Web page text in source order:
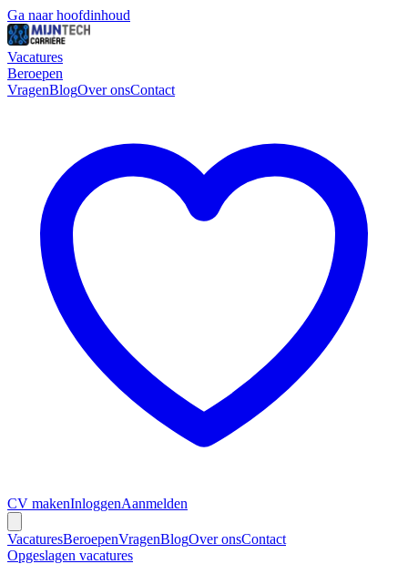
Ga naar hoofdinhoud
Vacatures
Beroepen
VragenBlogOver onsContact
CV makenInloggenAanmelden
VacaturesBeroepenVragenBlogOver onsContact
Opgeslagen vacatures